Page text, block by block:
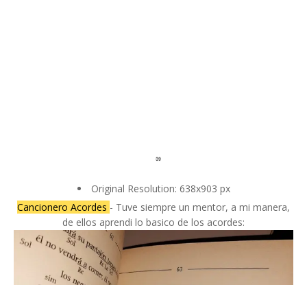
Original Resolution: 638x903 px
Cancionero Acordes - Tuve siempre un mentor, a mi manera,
de ellos aprendi lo basico de los acordes: